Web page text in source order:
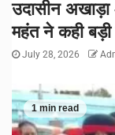
उदासीन अखाड़ा
महंत ने कही बड़ी
July 28, 2026
1 min read